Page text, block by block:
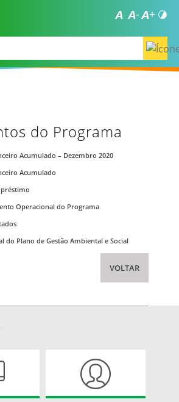
do Programa
Acumulado – Dezembro 2020
Acumulado
Operacional do Programa
do Plano de Gestão Ambiental e Social
VOLTAR